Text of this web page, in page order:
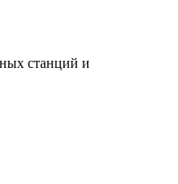
станций и